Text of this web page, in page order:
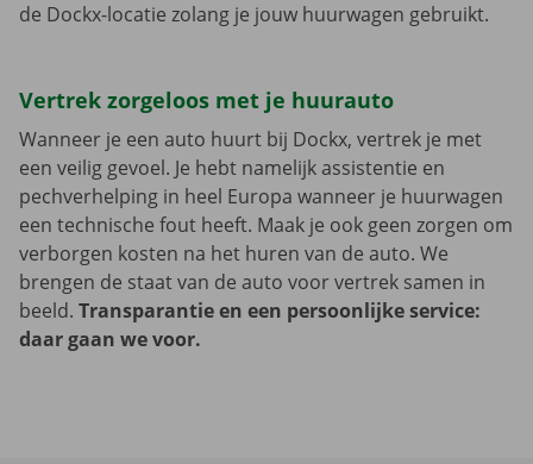
de Dockx-locatie zolang je jouw huurwagen gebruikt.
Vertrek zorgeloos met je huurauto
Wanneer je een auto huurt bij Dockx, vertrek je met
een veilig gevoel. Je hebt namelijk assistentie en
pechverhelping in heel Europa wanneer je huurwagen
een technische fout heeft. Maak je ook geen zorgen om
verborgen kosten na het huren van de auto. We
brengen de staat van de auto voor vertrek samen in
beeld. Transparantie en een persoonlijke service:
daar gaan we voor.